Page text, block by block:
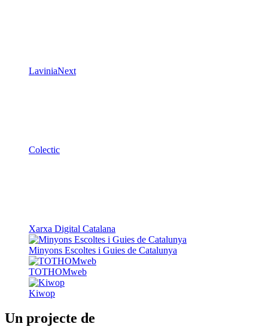
LaviniaNext
Colectic
Xarxa Digital Catalana
Minyons Escoltes i Guies de Catalunya
TOTHOMweb
Kiwop
Un projecte de